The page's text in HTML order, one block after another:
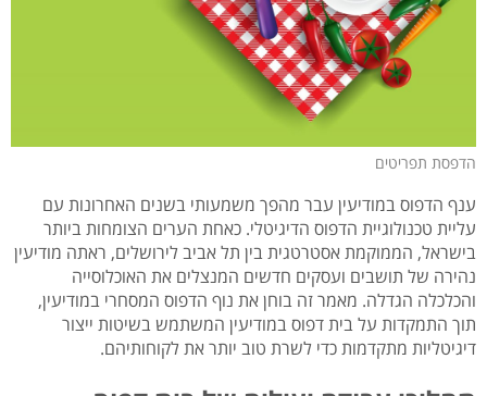
הדפסת תפריטים
ענף הדפוס במודיעין עבר מהפך משמעותי בשנים האחרונות עם
עליית טכנולוגיית הדפוס הדיגיטלי. כאחת הערים הצומחות ביותר
בישראל, הממוקמת אסטרטגית בין תל אביב לירושלים, ראתה מודיעין
נהירה של תושבים ועסקים חדשים המנצלים את האוכלוסייה
והכלכלה הגדלה. מאמר זה בוחן את נוף הדפוס המסחרי במודיעין,
תוך התמקדות על בית דפוס במודיעין המשתמש בשיטות ייצור
דיגיטליות מתקדמות כדי לשרת טוב יותר את לקוחותיהם.